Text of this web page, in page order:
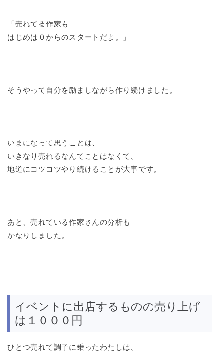
「売れてる作家も
はじめは０からのスタートだよ。」
そうやって自分を励ましながら作り続けました。
いまになって思うことは、
いきなり売れるなんてことはなくて、
地道にコツコツやり続けることが大事です。
あと、売れている作家さんの分析も
かなりしました。
イベントに出店するものの売り上げ
は１０００円
ひとつ売れて調子に乗ったわたしは、